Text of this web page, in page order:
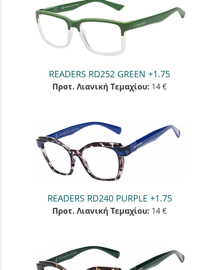
READERS RD252 GREEN +1.75
Προτ. Λιανική Τεμαχίου: 14 €
READERS RD240 PURPLE +1.75
Προτ. Λιανική Τεμαχίου: 14 €